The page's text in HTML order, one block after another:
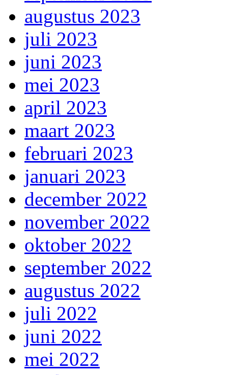
augustus 2023
juli 2023
juni 2023
mei 2023
april 2023
maart 2023
februari 2023
januari 2023
december 2022
november 2022
oktober 2022
september 2022
augustus 2022
juli 2022
juni 2022
mei 2022